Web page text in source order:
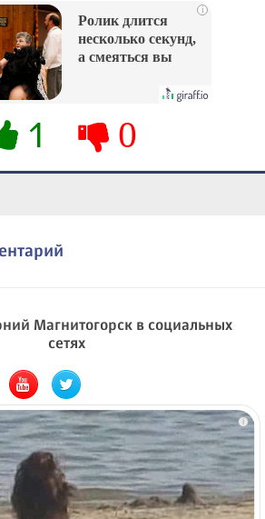
i
Ролик длится
несколько секунд,
а смеяться вы
1 0
Магнитогорск в социальных
сетях
i